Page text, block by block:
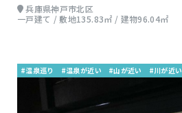
兵庫県神戸市北区
一戸建て / 敷地135.83㎡ / 建物96.04㎡
#温泉巡り #温泉が近い #山が近い #川が近い